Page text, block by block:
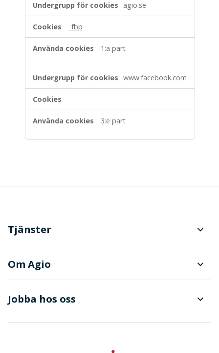
cookies
agio.se
_fbp
1:a part
www.facebook.com
3:e part
Tjänster
Planering och produktionsstyrning
Om Agio
Finanser
Data & integritet
Jobba hos oss